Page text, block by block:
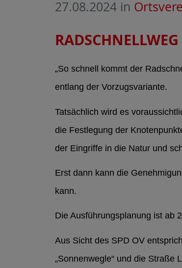
27.08.2024 in
„So schnell kommt der
entlang der Vorzugsvariante.
Tatsächlich wird es
die Festlegung der
der Eingriffe in die Natur und
Erst dann kann die
kann.
Die Ausführungsplanung ist ab
Aus Sicht des SPD OV
„Sonnenwegle“ und die Straße